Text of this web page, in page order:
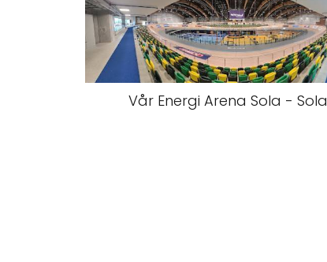
Vår Energi Arena Sola - Sola